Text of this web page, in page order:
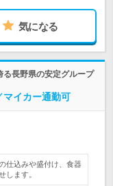
気になる
長野県の安定グループ
マイカー通勤可
仕込みや盛付け、食器
します。